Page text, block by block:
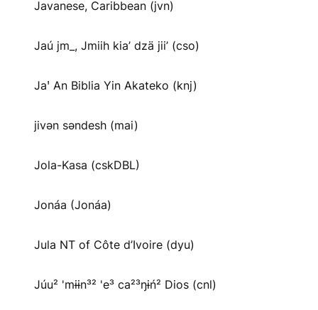
Javanese, Caribbean (jvn)
Jaú jm_, Jmiih kia’ dzä jii’ (cso)
Jaꞌ An Biblia Yin Akateko (knj)
jivən səndesh (mai)
Jola-Kasa (cskDBL)
Jonáa (Jonáa)
Jula NT of Côte d’Ivoire (dyu)
Júu² 'mɨɨn³² 'e³ ca²³ŋɨń² Dios (cnl)